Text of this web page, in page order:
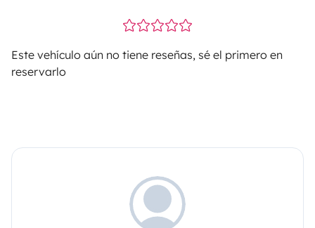
Este vehículo aún no tiene reseñas, sé el primero en
reservarlo